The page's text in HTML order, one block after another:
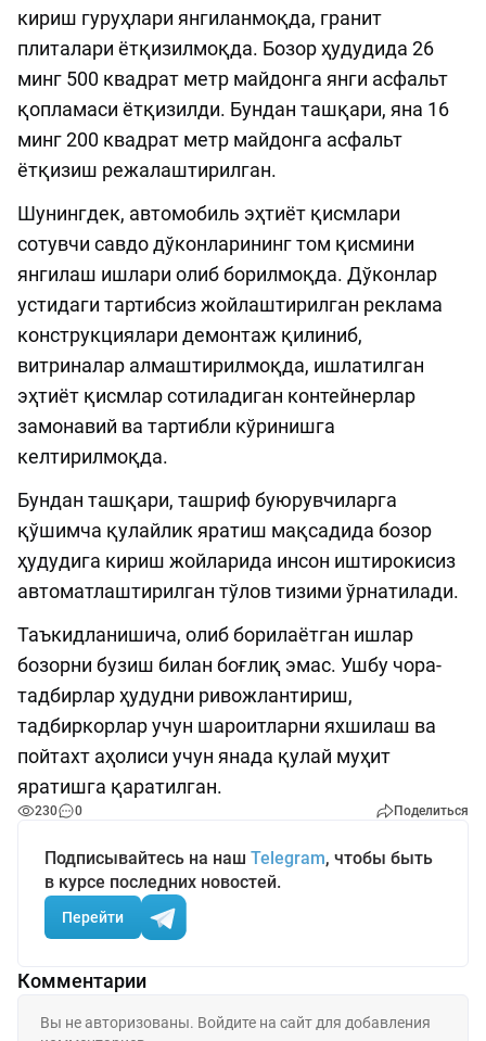
кириш гуруҳлари янгиланмоқда, гранит
плиталари ётқизилмоқда. Бозор ҳудудида 26
минг 500 квадрат метр майдонга янги асфальт
қопламаси ётқизилди. Бундан ташқари, яна 16
минг 200 квадрат метр майдонга асфальт
ётқизиш режалаштирилган.
Шунингдек, автомобиль эҳтиёт қисмлари
сотувчи савдо дўконларининг том қисмини
янгилаш ишлари олиб борилмоқда. Дўконлар
устидаги тартибсиз жойлаштирилган реклама
конструкциялари демонтаж қилиниб,
витриналар алмаштирилмоқда, ишлатилган
эҳтиёт қисмлар сотиладиган контейнерлар
замонавий ва тартибли кўринишга
келтирилмоқда.
Бундан ташқари, ташриф буюрувчиларга
қўшимча қулайлик яратиш мақсадида бозор
ҳудудига кириш жойларида инсон иштирокисиз
автоматлаштирилган тўлов тизими ўрнатилади.
Таъкидланишича, олиб борилаётган ишлар
бозорни бузиш билан боғлиқ эмас. Ушбу чора-
тадбирлар ҳудудни ривожлантириш,
тадбиркорлар учун шароитларни яхшилаш ва
пойтахт аҳолиси учун янада қулай муҳит
яратишга қаратилган.
230 0 Поделиться
Подписывайтесь на наш Telegram, чтобы быть
в курсе последних новостей.
Перейти
Комментарии